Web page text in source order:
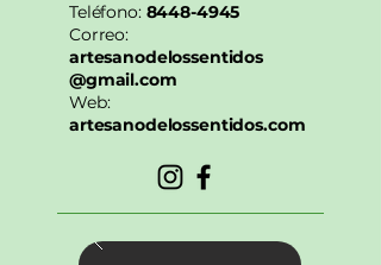
Teléfono: 8448-4945
Correo:
artesanodelossentidos
@gmail.com
Web:
artesanodelossentidos.com